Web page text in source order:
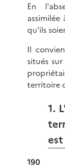
En
qu'ils
Il
situés
territoire
1.
190